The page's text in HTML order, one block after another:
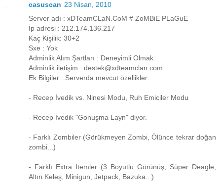
casuscan 23 Nisan, 2010
Server adı : xDTeamCLaN.CoM # ZoMBiE PLaGuE
İp adresi : 212.174.136.217
Kaç Kişilik: 30+2
Sxe : Yok
Adminlik Alım Şartları : Deneyimli Olmak
Adminlik iletişim : destek@xdteamclan.com
Ek Bilgiler : Serverda mevcut özellikler:
- Recep İvedik vs. Ninesi Modu, Ruh Emiciler Modu
- Recep İvedik "Gonuşma Layn" diyor.
- Farklı Zombiler (Görükmeyen Zombi, Ölünce tekrar doğan
zombi...)
- Farklı Extra Itemler (3 Boyutlu Görünüş, Süper Deagle,
Altın Keleş, Minigun, Jetpack, Bazuka...)